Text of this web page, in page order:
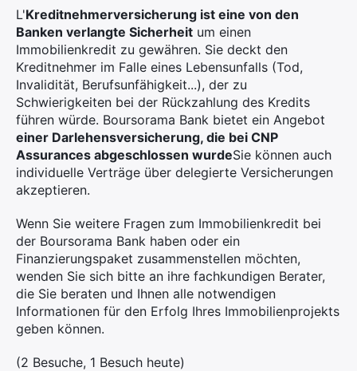
L'Kreditnehmerversicherung ist eine von den
Banken verlangte Sicherheit um einen
Immobilienkredit zu gewähren. Sie deckt den
Kreditnehmer im Falle eines Lebensunfalls (Tod,
Invalidität, Berufsunfähigkeit...), der zu
Schwierigkeiten bei der Rückzahlung des Kredits
führen würde. Boursorama Bank bietet ein Angebot
einer Darlehensversicherung, die bei CNP
Assurances abgeschlossen wurdeSie können auch
individuelle Verträge über delegierte Versicherungen
akzeptieren.
Wenn Sie weitere Fragen zum Immobilienkredit bei
der Boursorama Bank haben oder ein
Finanzierungspaket zusammenstellen möchten,
wenden Sie sich bitte an ihre fachkundigen Berater,
die Sie beraten und Ihnen alle notwendigen
Informationen für den Erfolg Ihres Immobilienprojekts
geben können.
(2 Besuche, 1 Besuch heute)